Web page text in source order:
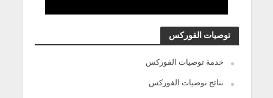
توصيات الفوركس
خدمة توصيات الفوركس
نتائج توصيات الفوركس